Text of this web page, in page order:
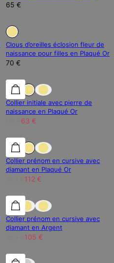
65 €
30% de réduction
En Rupture de Stock
Clous d’oreilles éclosion fleur de
naissance pour filles en Plaqué Or
70 €
15% de réduction
30% de réduction
Collier initiale avec pierre de
naissance en Plaqué Or
63 €
30% de réduction
30% de réduction
Collier prénom en cursive avec
diamant en Plaqué Or
112 €
25% de réduction
30% de réduction
Collier prénom en cursive avec
diamant en Argent
105 €
30% de réduction